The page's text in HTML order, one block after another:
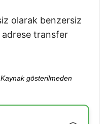
olarak benzersiz
adrese transfer
gösterilmeden